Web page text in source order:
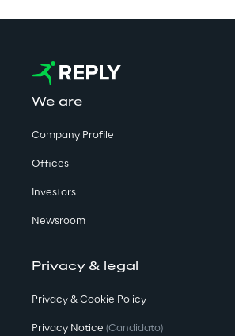
We are
Company Profile
Offices
Investors
Newsroom
Privacy & legal
Privacy & Cookie Policy
Privacy Notice (Candidato)